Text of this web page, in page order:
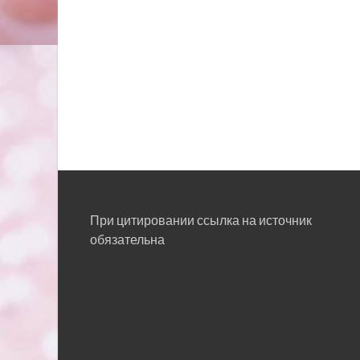
При цитировании ссылка на источник
обязательна